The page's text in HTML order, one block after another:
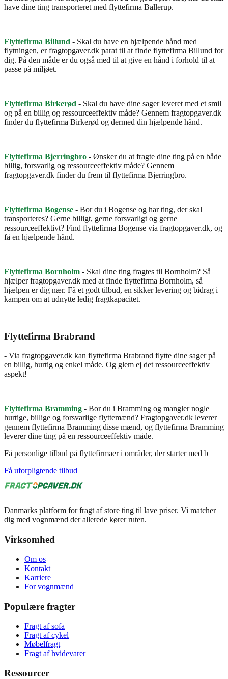
have dine ting transporteret med flyttefirma Ballerup.
Flyttefirma Billund - Skal du have en hjælpende hånd med
flytningen, er fragtopgaver.dk parat til at finde flyttefirma Billund for
dig. På den måde er du også med til at give en hånd i forhold til at
passe på miljøet.
Flyttefirma Birkerød - Skal du have dine sager leveret med et smil
og på en billig og ressourceeffektiv måde? Gennem fragtopgaver.dk
finder du flyttefirma Birkerød og dermed din hjælpende hånd.
Flyttefirma Bjerringbro - Ønsker du at fragte dine ting på en både
billig, forsvarlig og ressourceeffektiv måde? Gennem
fragtopgaver.dk finder du frem til flyttefirma Bjerringbro.
Flyttefirma Bogense - Bor du i Bogense og har ting, der skal
transporteres? Gerne billigt, gerne forsvarligt og gerne
ressourceeffektivt? Find flyttefirma Bogense via fragtopgaver.dk, og
få en hjælpende hånd.
Flyttefirma Bornholm - Skal dine ting fragtes til Bornholm? Så
hjælper fragtopgaver.dk med at finde flyttefirma Bornholm, så
hjælpen er dig nær. Få et godt tilbud, en sikker levering og bidrag i
kampen om at udnytte ledig fragtkapacitet.
Flyttefirma Brabrand
- Via fragtopgaver.dk kan flyttefirma Brabrand flytte dine sager på
en billig, hurtig og enkel måde. Og glem ej det ressourceeffektiv
aspekt!
Flyttefirma Bramming - Bor du i Bramming og mangler nogle
hurtige, billige og forsvarlige flyttemænd? Fragtopgaver.dk leverer
gennem flyttefirma Bramming disse mænd, og flyttefirma Bramming
leverer dine ting på en ressourceeffektiv måde.
Få personlige tilbud på flyttefirmaer i områder, der starter med b
Få uforpligtende tilbud
Danmarks platform for fragt af store ting til lave priser. Vi matcher
dig med vognmænd der allerede kører ruten.
Virksomhed
Om os
Kontakt
Karriere
For vognmænd
Populære fragter
Fragt af sofa
Fragt af cykel
Møbelfragt
Fragt af hvidevarer
Ressourcer